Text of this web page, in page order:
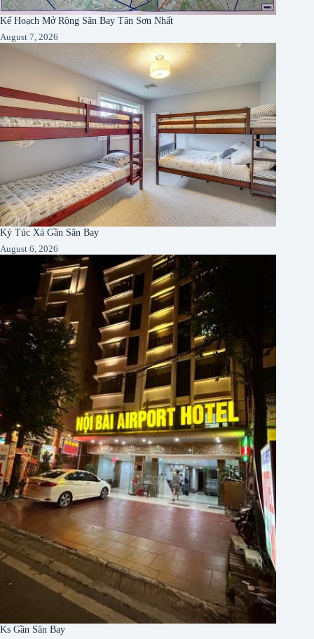
Kế Hoạch Mở Rộng Sân Bay Tân Sơn Nhất
August 7, 2026
Ký Túc Xá Gần Sân Bay
August 6, 2026
Ks Gần Sân Bay